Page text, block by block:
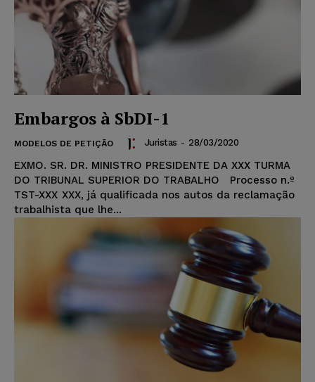
Embargos à SbDI-1
MODELOS DE PETIÇÃO Juristas - 28/03/2020
EXMO. SR. DR. MINISTRO PRESIDENTE DA XXX TURMA
DO TRIBUNAL SUPERIOR DO TRABALHO Processo n.º
TST-XXX XXX, já qualificada nos autos da reclamação
trabalhista que lhe...